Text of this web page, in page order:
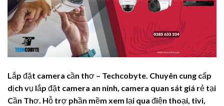
Lắp đặt camera cần thơ – Techcobyte. Chuyên cung cấp
dịch vụ lắp đặt camera an ninh, camera quan sát giá rẻ tại
Cần Thơ. Hỗ trợ phần mềm xem lại qua điện thoại, tivi,